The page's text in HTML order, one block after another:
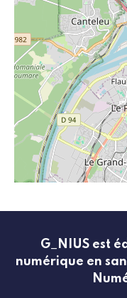
G_NIUS est
numérique en